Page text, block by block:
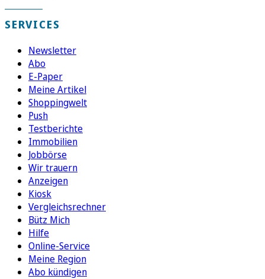
SERVICES
Newsletter
Abo
E-Paper
Meine Artikel
Shoppingwelt
Push
Testberichte
Immobilien
Jobbörse
Wir trauern
Anzeigen
Kiosk
Vergleichsrechner
Bütz Mich
Hilfe
Online-Service
Meine Region
Abo kündigen